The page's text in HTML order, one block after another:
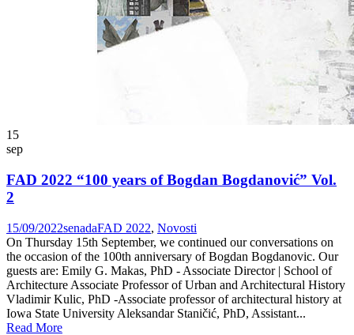
15
sep
FAD 2022 “100 years of Bogdan Bogdanović” Vol.
2
15/09/2022senadaFAD 2022, Novosti
On Thursday 15th September, we continued our conversations on
the occasion of the 100th anniversary of Bogdan Bogdanovic. Our
guests are: Emily G. Makas, PhD - Associate Director | School of
Architecture Associate Professor of Urban and Architectural History
Vladimir Kulic, PhD -Associate professor of architectural history at
Iowa State University Aleksandar Staničić, PhD, Assistant...
Read More